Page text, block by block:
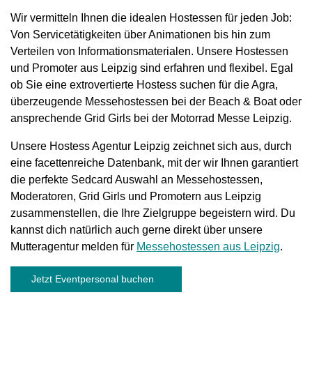
Wir vermitteln Ihnen die idealen Hostessen für jeden Job:
Von Servicetätigkeiten über Animationen bis hin zum
Verteilen von Informationsmaterialen. Unsere Hostessen
und Promoter aus Leipzig sind erfahren und flexibel. Egal
ob Sie eine extrovertierte Hostess suchen für die Agra,
überzeugende Messehostessen bei der Beach & Boat oder
ansprechende Grid Girls bei der Motorrad Messe Leipzig.
Unsere Hostess Agentur Leipzig zeichnet sich aus, durch
eine facettenreiche Datenbank, mit der wir Ihnen garantiert
die perfekte Sedcard Auswahl an Messehostessen,
Moderatoren, Grid Girls und Promotern aus Leipzig
zusammenstellen, die Ihre Zielgruppe begeistern wird. Du
kannst dich natürlich auch gerne direkt über unsere
Mutteragentur melden für Messehostessen aus Leipzig.
Jetzt Eventpersonal buchen